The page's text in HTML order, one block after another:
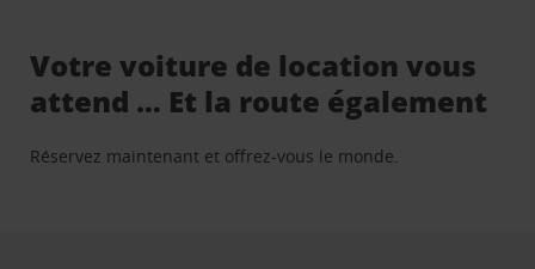
Votre voiture de location vous
attend … Et la route également
Réservez maintenant et offrez-vous le monde.